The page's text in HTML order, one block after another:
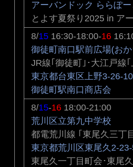
アーバンドック ららぽー
とよす夏祭り2025 in ア
8/15 16:30-18:00-16
御徒町南口駅前広場(お
JR線｢御徒町｣･大江戸線
東京都台東区上野3-26-10
御徒町駅南口商店会
8/15-16 18:00-21:00
荒川区立第九中学校
都電荒川線 ｢東尾久三丁
東京都荒川区東尾久2-
東尾久一丁目町会･東尾